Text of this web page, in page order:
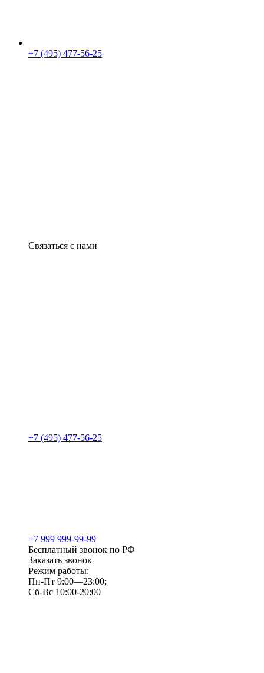
+7 (495) 477-56-25
Связаться с нами
+7 (495) 477-56-25
+7 999 999-99-99
Бесплатный звонок по РФ
Заказать звонок
Режим работы:
Пн-Пт 9:00—23:00;
Сб-Вс 10:00-20:00